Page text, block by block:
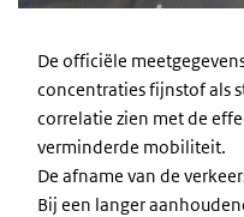
De officiële
concentraties fijnstof als
correlatie zien met de
verminderde mobiliteit.
De afname van de
Bij een langer